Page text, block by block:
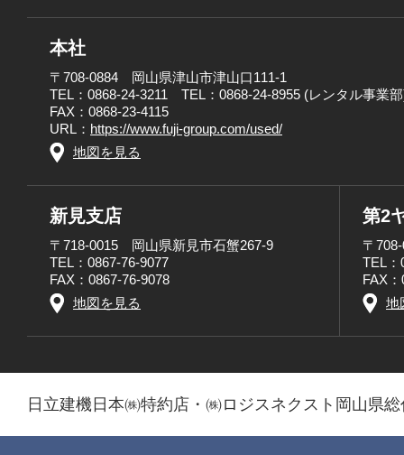
本社
〒708-0884 岡山県津山市津山口111-1
TEL：0868-24-3211 TEL：0868-24-8955 (レンタル事業
FAX：0868-23-4115
URL： https://www.fuji-group.com/used/
地図を見る
新見支店
〒718-0015 岡山県新見市石蟹267-9
TEL：0867-76-9077
FAX：0867-76-9078
地図を見る
第2
〒
TEL：
FAX
地
日立建機日本㈱特約店・㈱ロジスネクスト岡山県